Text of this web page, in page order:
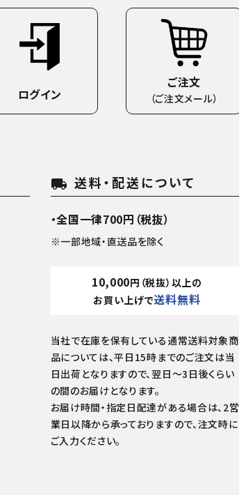
ログイン
ご注文
（ご注文メール）
local_shipping 送料・配送について
・全国一律700円（税抜）
※一部地域・直送品を除く
10,000円（税抜）以上の
お買い上げで送料無料
当社で在庫を保有している通常送料対象商
品については、平日15時までのご注文は当
日出荷となりますので、翌日～3日後くらい
の間のお届けとなります。
お届け時間・指定日配達がある場合は、2営
業日以降から承っておりますので、注文時に
ご入力ください。